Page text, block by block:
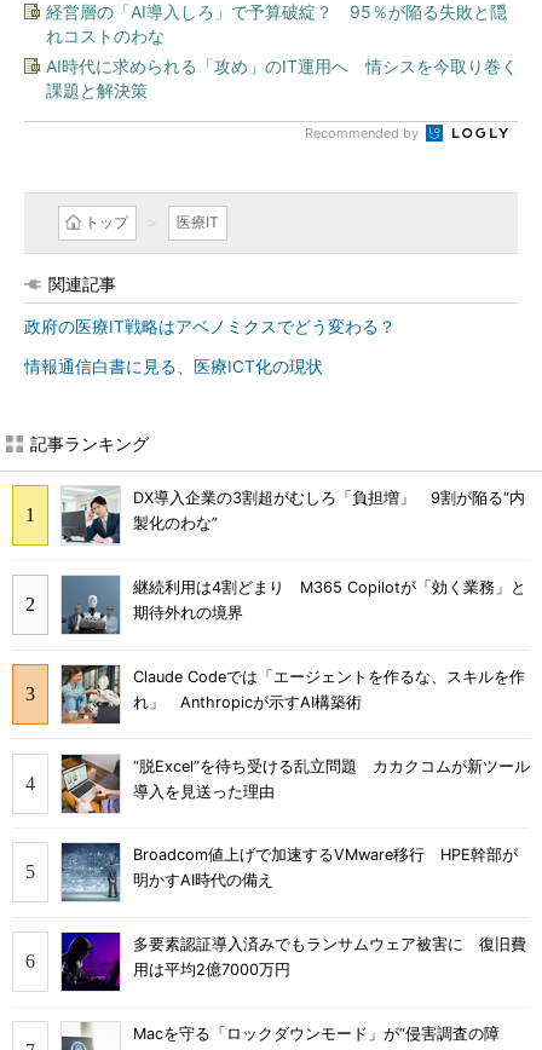
経営層の「AI導入しろ」で予算破綻？ 95％が陥る失敗と隠
れコストのわな
AI時代に求められる「攻め」のIT運用へ 情シスを今取り巻く
課題と解決策
Recommended by
トップ 医療IT
関連記事
政府の医療IT戦略はアベノミクスでどう変わる？
情報通信白書に見る、医療ICT化の現状
記事ランキング
DX導入企業の3割超がむしろ「負担増」 9割が陥る“内
製化のわな”
継続利用は4割どまり M365 Copilotが「効く業務」と
期待外れの境界
Claude Codeでは「エージェントを作るな、スキルを作
れ」 Anthropicが示すAI構築術
“脱Excel”を待ち受ける乱立問題 カカクコムが新ツール
導入を見送った理由
Broadcom値上げで加速するVMware移行 HPE幹部が
明かすAI時代の備え
多要素認証導入済みでもランサムウェア被害に 復旧費
用は平均2億7000万円
Macを守る「ロックダウンモード」が“侵害調査の障